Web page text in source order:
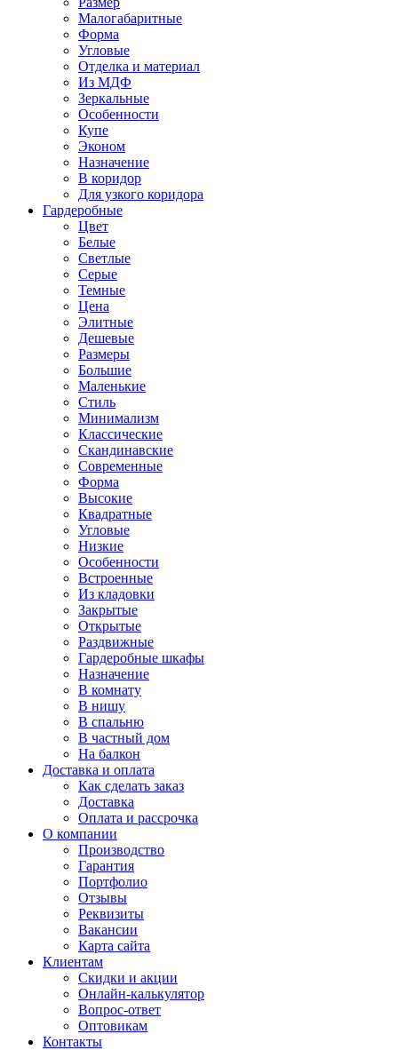
Малогабаритные
Форма
Угловые
Отделка и материал
Из МДФ
Зеркальные
Особенности
Купе
Эконом
Назначение
В коридор
Для узкого коридора
Гардеробные
Цвет
Белые
Светлые
Серые
Темные
Цена
Элитные
Дешевые
Размеры
Большие
Маленькие
Стиль
Минимализм
Классические
Скандинавские
Современные
Форма
Высокие
Квадратные
Угловые
Низкие
Особенности
Встроенные
Из кладовки
Закрытые
Открытые
Раздвижные
Гардеробные шкафы
Назначение
В комнату
В нишу
В спальню
В частный дом
На балкон
Доставка и оплата
Как сделать заказ
Доставка
Оплата и рассрочка
О компании
Производство
Гарантия
Портфолио
Отзывы
Реквизиты
Вакансии
Карта сайта
Клиентам
Скидки и акции
Онлайн-калькулятор
Вопрос-ответ
Оптовикам
Контакты